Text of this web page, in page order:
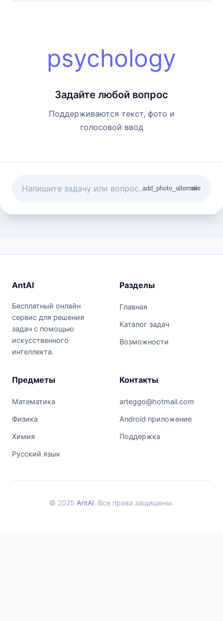
psychology
Задайте любой вопрос
Поддерживаются текст, фото и
голосовой ввод
add_photo_alternate
mic
AntAI
Бесплатный онлайн
сервис для решения
задач с помощью
искусственного
интеллекта.
Разделы
Главная
Каталог задач
Возможности
Предметы
Математика
Физика
Химия
Русский язык
Контакты
arteggo@hotmail.com
Android приложение
Поддержка
© 2025 AntAI. Все права защищены.